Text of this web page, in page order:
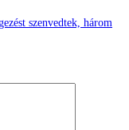
szenvedtek, három